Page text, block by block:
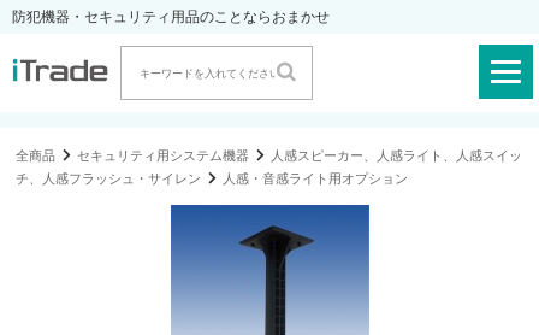
防犯機器・セキュリティ用品のことならおまかせ
全商品 セキュリティ用システム機器
人感スピーカー、人感ライト、人感スイッ
チ、人感フラッシュ・サイレン
人感・音感ライト用オプション